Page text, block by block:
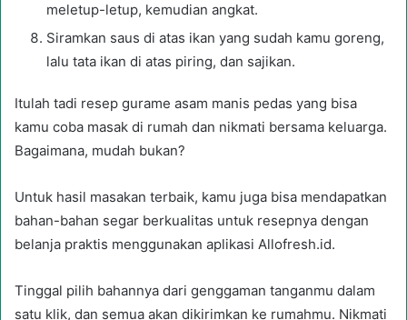
meletup-letup, kemudian angkat.
Siramkan saus di atas ikan yang sudah kamu goreng,
lalu tata ikan di atas piring, dan sajikan.
Itulah tadi resep gurame asam manis pedas yang bisa
kamu coba masak di rumah dan nikmati bersama keluarga.
Bagaimana, mudah bukan?
Untuk hasil masakan terbaik, kamu juga bisa mendapatkan
bahan-bahan segar berkualitas untuk resepnya dengan
belanja praktis menggunakan aplikasi Allofresh.id.
Tinggal pilih bahannya dari genggaman tanganmu dalam
satu klik, dan semua akan dikirimkan ke rumahmu. Nikmati